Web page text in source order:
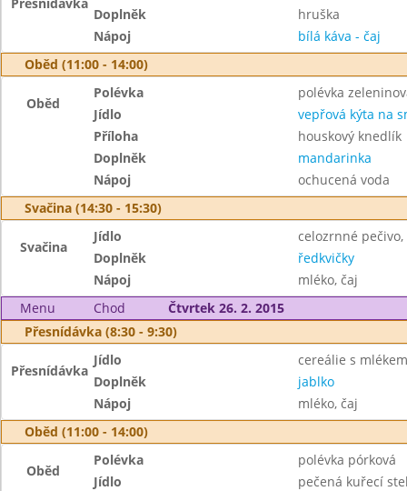
Doplněk
hruška
Nápoj
bílá káva - čaj
Oběd (11:00 - 14:00)
Oběd
Polévka
polévka
Jídlo
vepřová kýta na
Příloha
houskový knedlík
Doplněk
mandarinka
Nápoj
ochucená voda
Svačina (14:30 - 15:30)
Svačina
Jídlo
celozrnné
Doplněk
ředkvičky
Nápoj
mléko, čaj
Menu
Chod
Čtvrtek 26. 2. 2015
Přesnídávka (8:30 - 9:30)
Přesnídávka
Jídlo
cereálie s mlékem
Doplněk
jablko
Nápoj
mléko, čaj
Oběd (11:00 - 14:00)
Oběd
Polévka
polévka pórková
Jídlo
pečená kuřecí